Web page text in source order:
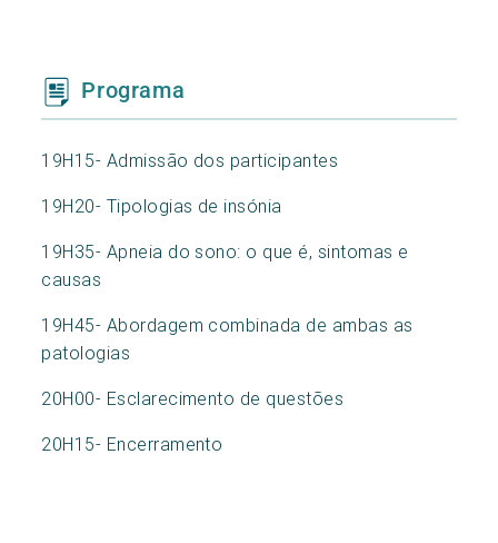
Programa
19H15- Admissão dos participantes
19H20- Tipologias de insónia
19H35- Apneia do sono: o que é, sintomas e
causas
19H45- Abordagem combinada de ambas as
patologias
20H00- Esclarecimento de questões
20H15- Encerramento